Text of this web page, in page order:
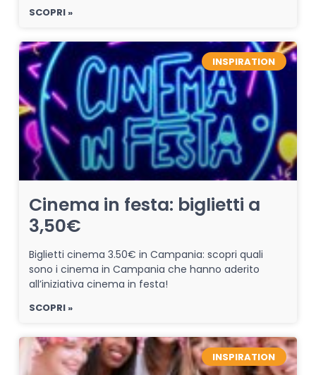
SCOPRI »
INSPIRATION
Cinema in festa: biglietti a
3,50€
Biglietti cinema 3.50€ in Campania: scopri quali
sono i cinema in Campania che hanno aderito
all’iniziativa cinema in festa!
SCOPRI »
INSPIRATION